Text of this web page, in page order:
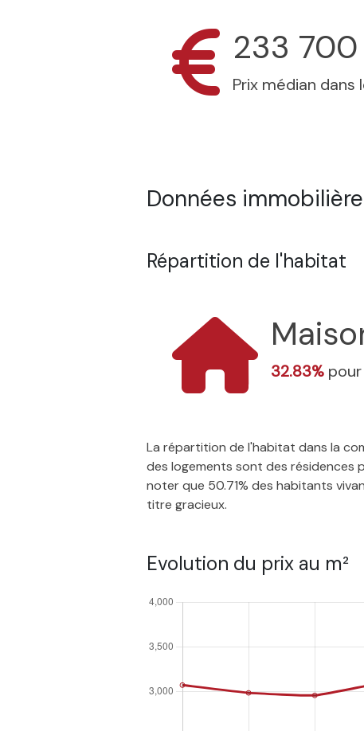
233
Prix médian
Données
Répartition de l'habitat
32.83%
La répartition de l'habitat dans la
des logements sont des résidences
noter que 50.71% des habitants
titre gracieux.
Evolution du prix au m²